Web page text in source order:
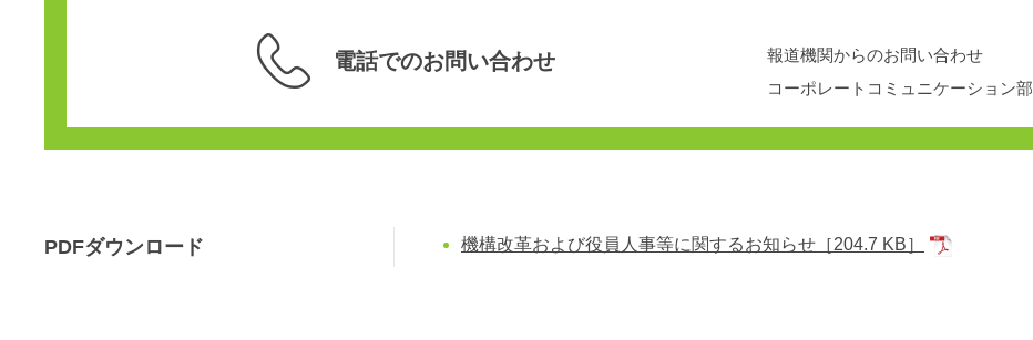
電話でのお問い合わせ
報道機関からのお問い合わせ
コーポレートコミュニケーション部
PDFダウンロード 機構改革および役員人事等に関するお知らせ ［204.7 KB］